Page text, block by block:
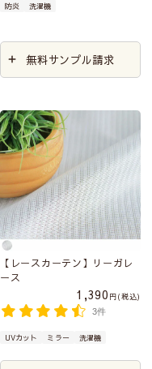
防炎 洗濯機
無料サンプル請求
【レースカーテン】リーガレ
ース
1,390
税込
3件
UVカット ミラー 洗濯機